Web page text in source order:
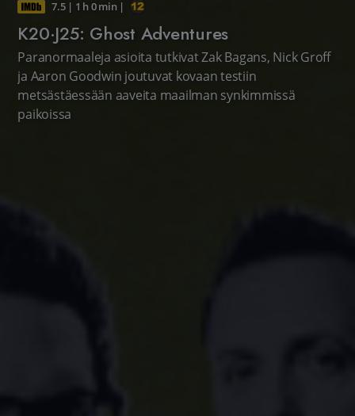
7.5| 1 h 0 min|
K20·J25: Ghost Adventures
Paranormaaleja asioita tutkivat Zak Bagans, Nick Groff
ja Aaron Goodwin joutuvat kovaan testiin
metsästäessään aaveita maailman synkimmissä
paikoissa